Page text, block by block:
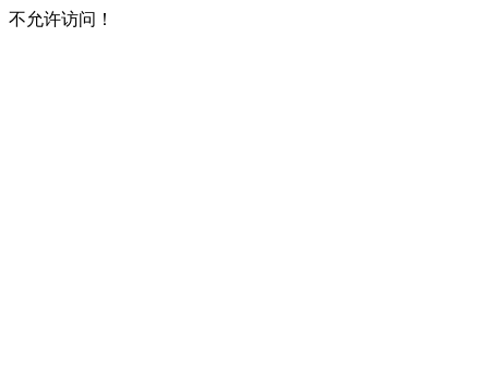
不允许访问！